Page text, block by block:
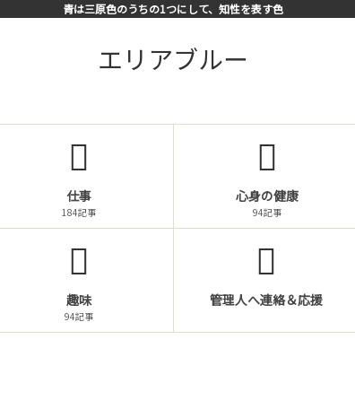
青は三原色のうちの1つにして、知性を表す色
エリアブルー
仕事
184記事
心身の健康
94記事
趣味
94記事
管理人へ連絡＆応援